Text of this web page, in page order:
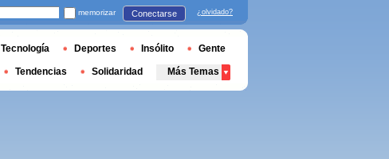
memorizar Conectarse ¿olvidado?
Tecnología Deportes Insólito Gente
Tendencias Solidaridad Más Temas